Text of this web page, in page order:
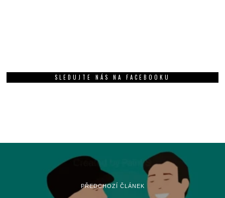
SLEDUJTE NÁS NA FACEBOOKU
PŘEDCHOZÍ ČLÁNEK